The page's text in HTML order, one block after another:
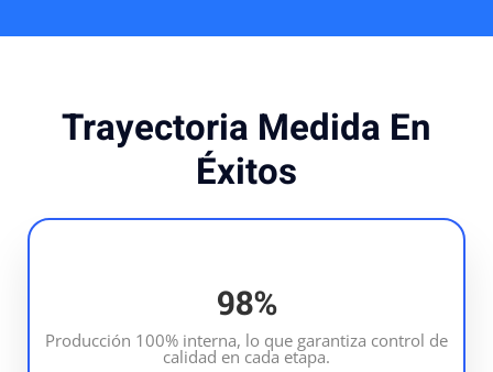
Trayectoria Medida En
Éxitos
100%
Producción 100% interna, lo que garantiza control de
calidad en cada etapa.